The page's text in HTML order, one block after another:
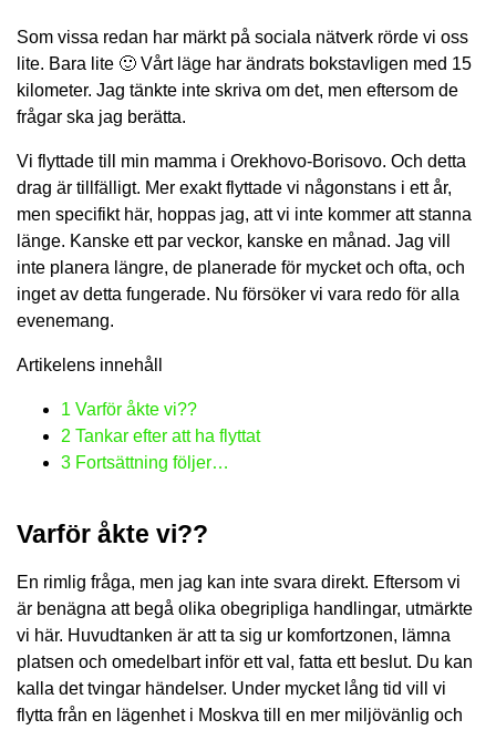
Som vissa redan har märkt på sociala nätverk rörde vi oss
lite. Bara lite 🙂 Vårt läge har ändrats bokstavligen med 15
kilometer. Jag tänkte inte skriva om det, men eftersom de
frågar ska jag berätta.
Vi flyttade till min mamma i Orekhovo-Borisovo. Och detta
drag är tillfälligt. Mer exakt flyttade vi någonstans i ett år,
men specifikt här, hoppas jag, att vi inte kommer att stanna
länge. Kanske ett par veckor, kanske en månad. Jag vill
inte planera längre, de planerade för mycket och ofta, och
inget av detta fungerade. Nu försöker vi vara redo för alla
evenemang.
Artikelens innehåll
1 Varför åkte vi??
2 Tankar efter att ha flyttat
3 Fortsättning följer…
Varför åkte vi??
En rimlig fråga, men jag kan inte svara direkt. Eftersom vi
är benägna att begå olika obegripliga handlingar, utmärkte
vi här. Huvudtanken är att ta sig ur komfortzonen, lämna
platsen och omedelbart inför ett val, fatta ett beslut. Du kan
kalla det tvingar händelser. Under mycket lång tid vill vi
flytta från en lägenhet i Moskva till en mer miljövänlig och